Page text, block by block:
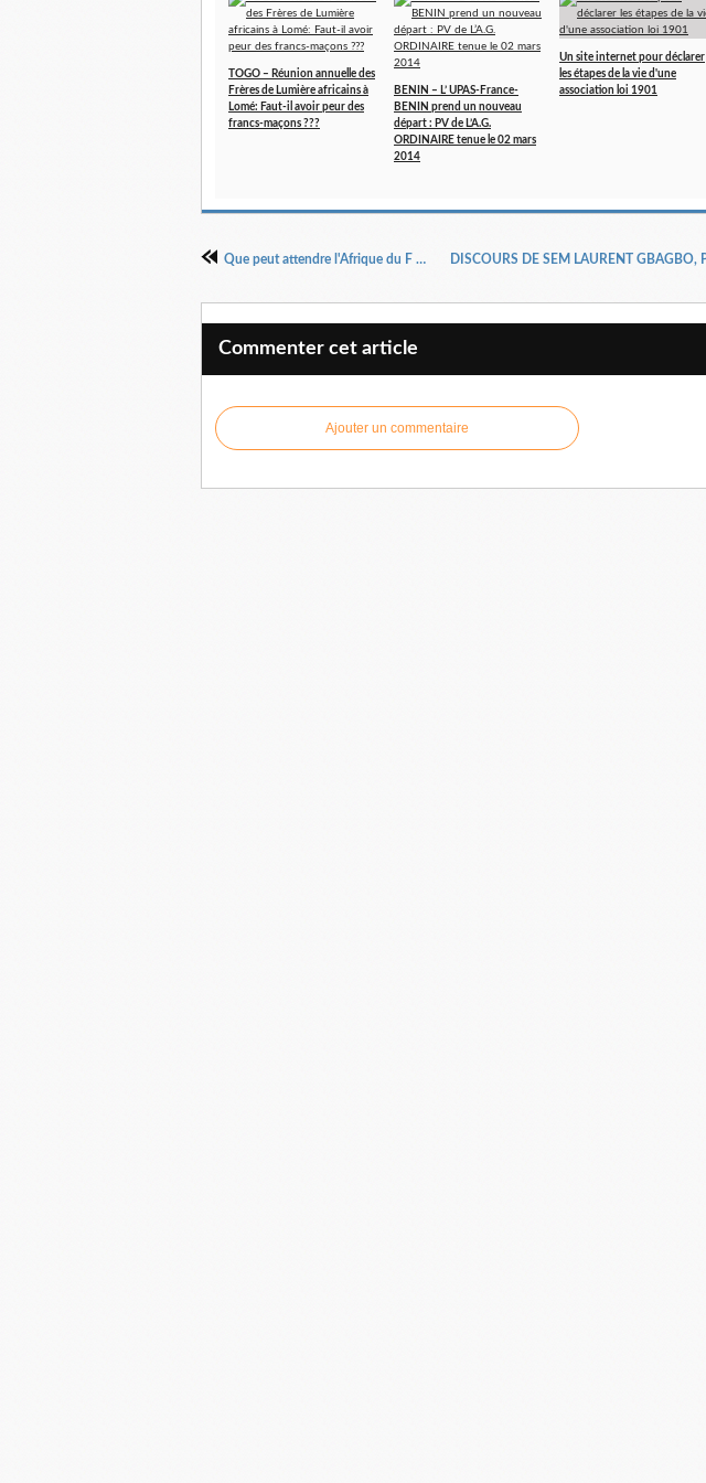
TOGO – Réunion annuelle des
Frères de Lumière africains à
Lomé: Faut-il avoir peur des
francs-maçons ???
BENIN – L’ UPAS-France-
BENIN prend un nouveau
départ : PV de L’A.G.
ORDINAIRE tenue le 02 mars
2014
Un site internet pour déclarer
les étapes de la vie d'une
association loi 1901
Que peut attendre l'Afrique du F M I de DSK ....?
Commenter cet article
Ajouter un commentaire